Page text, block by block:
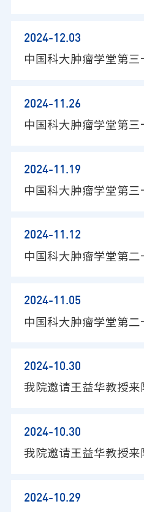
2024-12.03
中国科大肿瘤学堂第三
2024-11 .26
中国科大肿瘤学堂第三
2024-11 .19
中国科大肿瘤学堂第三
2024-11 .12
中国科大肿瘤学堂第二
2024-11 .05
中国科大肿瘤学堂第二
2024-10.30
我院邀请王益华教授来
2024-10.30
我院邀请王益华教授来
2024-10.29